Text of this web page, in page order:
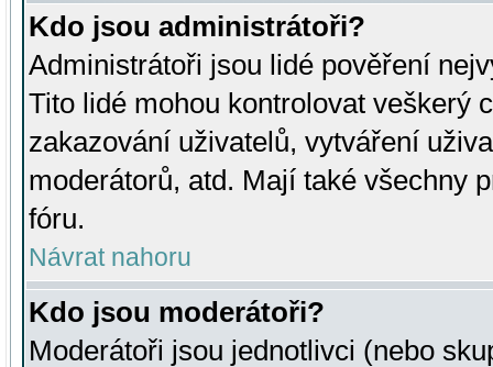
Kdo jsou administrátoři?
Administrátoři jsou lidé pověření
Tito lidé mohou kontrolovat veškerý
zakazování uživatelů, vytváření
moderátorů, atd. Mají také všechny
fóru.
Návrat nahoru
Kdo jsou moderátoři?
Moderátoři jsou jednotlivci (nebo